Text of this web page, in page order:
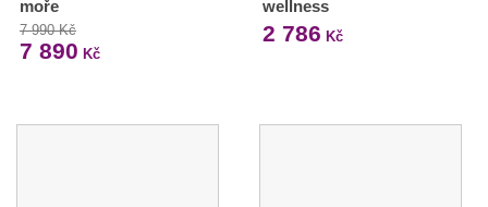
moře
7 990 Kč
7 890 Kč
wellness
2 786 Kč